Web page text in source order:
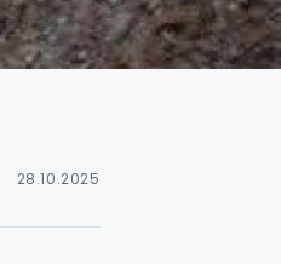
28.10.2025